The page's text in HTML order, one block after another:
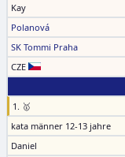
Kay
Polanová
SK Tommi Praha
CZE
1. 🥇
kata männer 12-13 jahre
Daniel